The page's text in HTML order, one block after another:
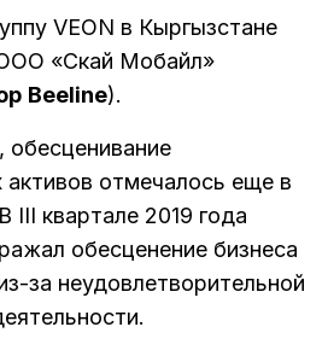
VEON в Кыргызстане
«Скай Мобайл»
Beeline).
обесценивание
активов отмечалось еще в
III квартале 2019 года
обесценение бизнеса
за неудовлетворительной